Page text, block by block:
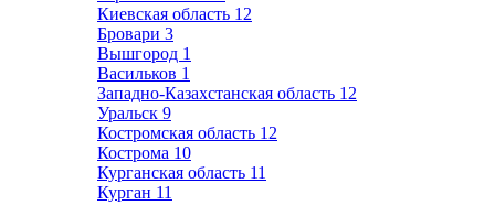
Киевская область 12
Бровари 3
Вышгород 1
Васильков 1
Западно-Казахстанская область 12
Уральск 9
Костромская область 12
Кострома 10
Курганская область 11
Курган 11